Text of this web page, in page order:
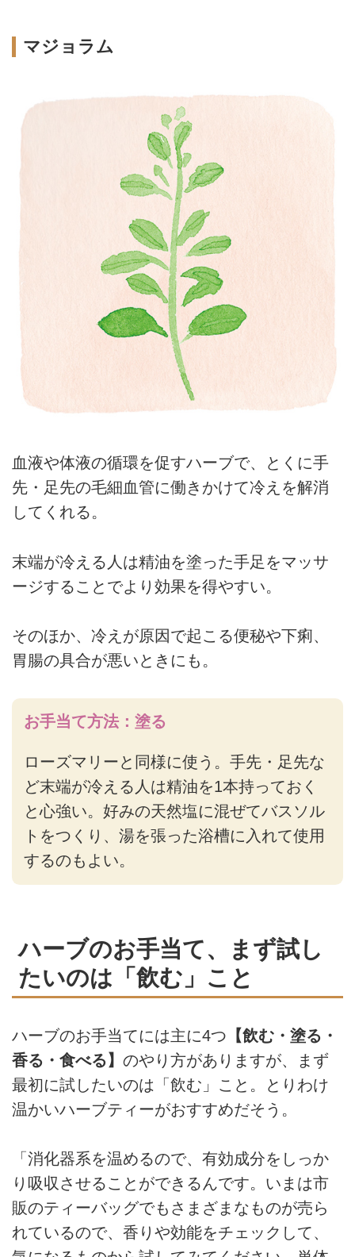
マジョラム
血液や体液の循環を促すハーブで、とくに手
先・足先の毛細血管に働きかけて冷えを解消
してくれる。
末端が冷える人は精油を塗った手足をマッサ
ージすることでより効果を得やすい。
そのほか、冷えが原因で起こる便秘や下痢、
胃腸の具合が悪いときにも。
お手当て方法：塗る
ローズマリーと同様に使う。手先・足先な
ど末端が冷える人は精油を1本持っておく
と心強い。好みの天然塩に混ぜてバスソル
トをつくり、湯を張った浴槽に入れて使用
するのもよい。
ハーブのお手当て、まず試し
たいのは「飲む」こと
ハーブのお手当てには主に4つ 【飲む・塗る・
香る・食べる】 のやり方がありますが、まず
最初に試したいのは「飲む」こと。とりわけ
温かいハーブティーがおすすめだそう。
「消化器系を温めるので、有効成分をしっか
り吸収させることができるんです。いまは市
販のティーバッグでもさまざまなものが売ら
れているので、香りや効能をチェックして、